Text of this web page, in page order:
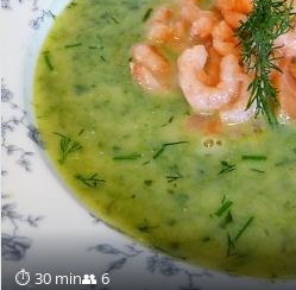
⏱ 30 min👥 6